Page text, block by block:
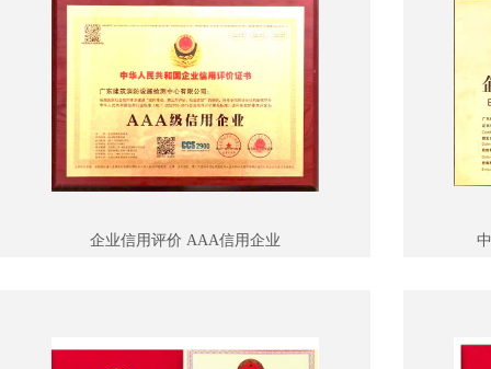
企业信用评价 AAA信用企业